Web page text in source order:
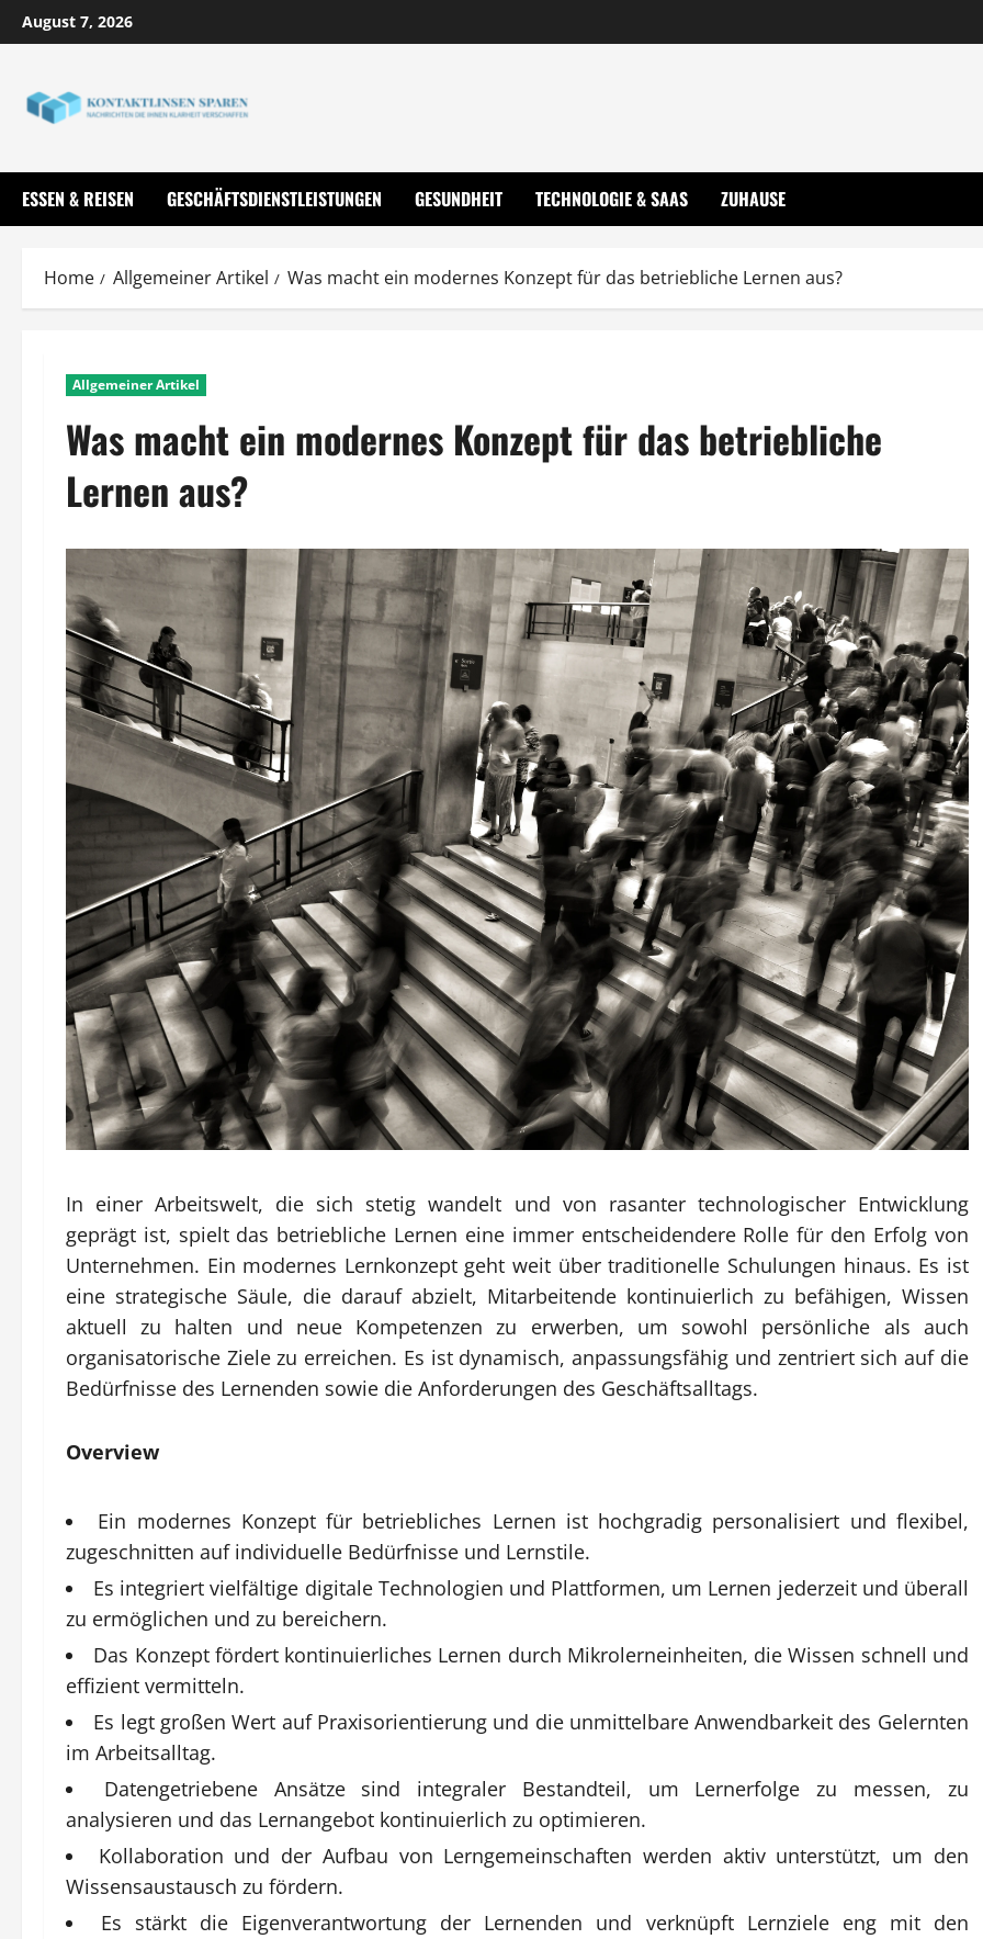
Skip
to
August 7, 2026
ESSEN & REISEN GESCHÄFTSDIENSTLEISTUNGEN GESUNDHEIT TECHNOLOGIE & SAAS ZUHAUSE
Home Allgemeiner Artikel Was macht ein modernes Konzept für das betriebliche Lernen aus?
Allgemeiner Artikel
Was macht ein modernes Konzept für das betriebliche
Lernen aus?
In einer Arbeitswelt, die sich stetig wandelt und von rasanter technologischer Entwicklung
geprägt ist, spielt das betriebliche Lernen eine immer entscheidendere Rolle für den Erfolg von
Unternehmen. Ein modernes Lernkonzept geht weit über traditionelle Schulungen hinaus. Es ist
eine strategische Säule, die darauf abzielt, Mitarbeitende kontinuierlich zu befähigen, Wissen
aktuell zu halten und neue Kompetenzen zu erwerben, um sowohl persönliche als auch
organisatorische Ziele zu erreichen. Es ist dynamisch, anpassungsfähig und zentriert sich auf die
Bedürfnisse des Lernenden sowie die Anforderungen des Geschäftsalltags.
Overview
Ein modernes Konzept für betriebliches Lernen ist hochgradig personalisiert und flexibel,
zugeschnitten auf individuelle Bedürfnisse und Lernstile.
Es integriert vielfältige digitale Technologien und Plattformen, um Lernen jederzeit und überall
zu ermöglichen und zu bereichern.
Das Konzept fördert kontinuierliches Lernen durch Mikrolerneinheiten, die Wissen schnell und
effizient vermitteln.
Es legt großen Wert auf Praxisorientierung und die unmittelbare Anwendbarkeit des Gelernten
im Arbeitsalltag.
Datengetriebene Ansätze sind integraler Bestandteil, um Lernerfolge zu messen, zu
analysieren und das Lernangebot kontinuierlich zu optimieren.
Kollaboration und der Aufbau von Lerngemeinschaften werden aktiv unterstützt, um den
Wissensaustausch zu fördern.
Es stärkt die Eigenverantwortung der Lernenden und verknüpft Lernziele eng mit den